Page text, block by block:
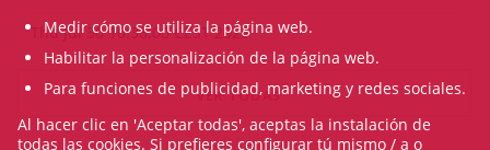
Thu Jul 30 10:38:00 CEST 2026
VER TODAS
Medir cómo se utiliza la página web.
Habilitar la personalización de la página web.
Para funciones de publicidad, marketing y redes sociales.
Al hacer clic en 'Aceptar todas', aceptas la instalación de
todas las cookies. Si prefieres configurar tú mismo / a o